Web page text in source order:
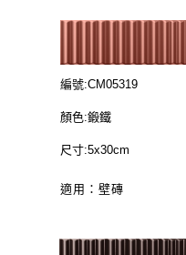
編號:CM05319
顏色:鍛鐵
尺寸:5x30cm
適用：壁磚